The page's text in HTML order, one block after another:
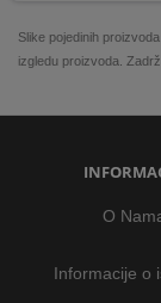
Slike pojedinih
izgledu proizvoda.
O
Informacije o